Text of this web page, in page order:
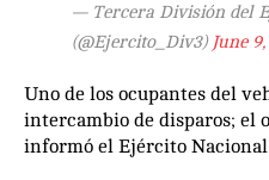
— Tercera División del
(@Ejercito_Div3) June
Uno de los ocupantes del
intercambio de disparos; el
informó el Ejército